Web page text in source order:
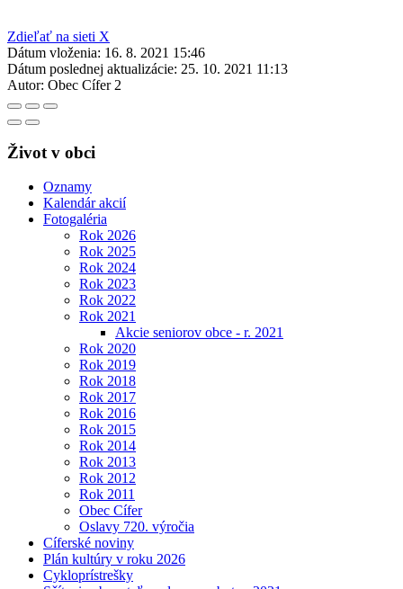
Zdieľať na sieti X
Dátum vloženia: 16. 8. 2021 15:46
Dátum poslednej aktualizácie: 25. 10. 2021 11:13
Autor: Obec Cífer 2
Život v obci
Oznamy
Kalendár akcií
Fotogaléria
Rok 2026
Rok 2025
Rok 2024
Rok 2023
Rok 2022
Rok 2021
Akcie seniorov obce - r. 2021
Rok 2020
Rok 2019
Rok 2018
Rok 2017
Rok 2016
Rok 2015
Rok 2014
Rok 2013
Rok 2012
Rok 2011
Obec Cífer
Oslavy 720. výročia
Cíferské noviny
Plán kultúry v roku 2026
Cykloprístrešky